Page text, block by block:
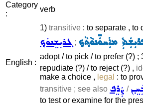
Category
:
verb
English :
1) transitive : to separate , to
ܓܪܝܼܫܸܢܘܿܟ݂ ; ܡܐܲܚܘܿ̈ܢܘܵܬ݂ܵܟ݂
adopt / to pick / to prefer (?) ;
repudiate (?) / to reject (?) ,
make a choice , legal : to
transitive ; see also ܨܲܪܸܦ /
to test or examine for the